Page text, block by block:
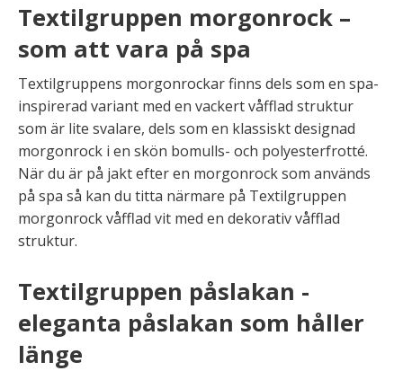
Textilgruppen morgonrock –
som att vara på spa
Textilgruppens morgonrockar finns dels som en spa-
inspirerad variant med en vackert våfflad struktur
som är lite svalare, dels som en klassiskt designad
morgonrock i en skön bomulls- och polyesterfrotté.
När du är på jakt efter en morgonrock som används
på spa så kan du titta närmare på Textilgruppen
morgonrock våfflad vit med en dekorativ våfflad
struktur.
Textilgruppen påslakan -
eleganta påslakan som håller
länge